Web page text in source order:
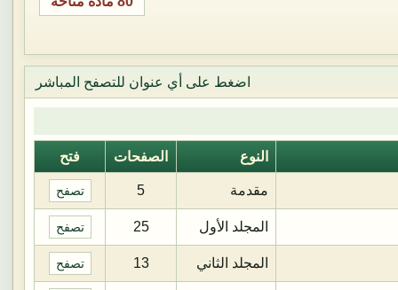
اضغط على أي عنوان للتصفح المباشر
النوع الصفحات فتح
مقدمة 5 تصفح
المجلد الأول 25 تصفح
المجلد الثاني 13 تصفح